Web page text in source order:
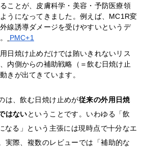
ことが、皮膚科学・美容・予防医療領
うになってきました。例えば、MC1R変
線誘導ダメージを受けやすいというデ
PMC+1
日焼け止めだけでは賄いきれないリス
内側からの補助戦略（＝飲む日焼け止
きが出てきています。
は、飲む日焼け止めが従来の外用日焼
はないということです。いわゆる「飲
なる」という主張には現時点で十分なエ
実際、複数のレビューでは「補助的な